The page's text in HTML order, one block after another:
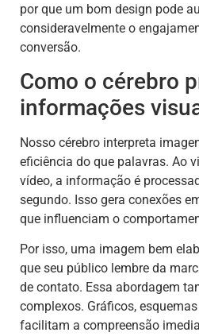
por que um bom design pode
consideravelmente o
conversão.
Como o cérebro
informações
Nosso cérebro interpreta
eficiência do que palavras. Ao
vídeo, a informação é
segundo. Isso gera conexões
que influenciam o
Por isso, uma imagem bem
que seu público lembre da
de contato. Essa abordagem
complexos. Gráficos,
facilitam a compreensão